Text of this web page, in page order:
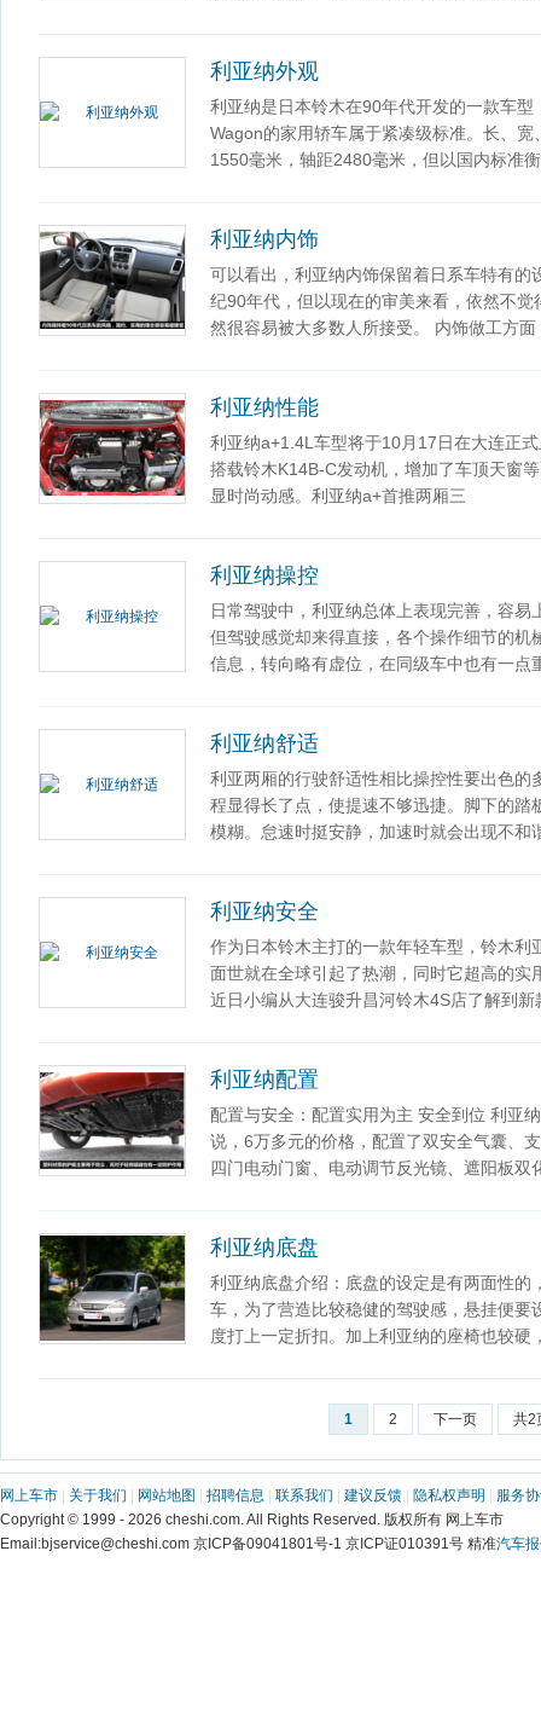
利亚纳外观
利亚纳是日本铃木在90年代开发的一款车
Wagon的家用轿车属于紧凑级标准。长、
1550毫米，轴距2480毫米，但以国内标准衡
利亚纳内饰
可以看出，利亚纳内饰保留着日系车特有
纪90年代，但以现在的审美来看，依然不
然很容易被大多数人所接受。 内饰做工方面
利亚纳性能
利亚纳a+1.4L车型将于10月17日在大连正
搭载铃木K14B-C发动机，增加了车顶天窗
显时尚动感。利亚纳a+首推两厢三
利亚纳操控
日常驾驶中，利亚纳总体上表现完善，容
但驾驶感觉却来得直接，各个操作细节的
信息，转向略有虚位，在同级车中也有一点
利亚纳舒适
利亚两厢的行驶舒适性相比操控性要出色
程显得长了点，使提速不够迅捷。脚下的
模糊。怠速时挺安静，加速时就会出现不和
利亚纳安全
作为日本铃木主打的一款年轻车型，铃木
面世就在全球引起了热潮，同时它超高的
近日小编从大连骏升昌河铃木4S店了解到新
利亚纳配置
配置与安全：配置实用为主 安全到位 利亚
说，6万多元的价格，配置了双安全气囊、
四门电动门窗、电动调节反光镜、遮阳板双
利亚纳底盘
利亚纳底盘介绍：底盘的设定是有两面性
车，为了营造比较稳健的驾驶感，悬挂便
度打上一定折扣。加上利亚纳的座椅也较硬
1 2 下一页 共2
网上车市 关于我们 网站地图 招聘信息 联系我们 建议反馈 隐私权声明
服务
Copyright © 1999 - 2026 cheshi.com. All Rights Reserved. 版权所有 网上车市
Email:bjservice@cheshi.com 京ICP备09041801号-1 京ICP证010391号 精准汽车